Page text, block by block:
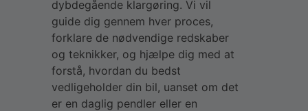
dybdegående klargøring. Vi vil
guide dig gennem hver proces,
forklare de nødvendige redskaber
og teknikker, og hjælpe dig med at
forstå, hvordan du bedst
vedligeholder din bil, uanset om det
er en daglig pendler eller en